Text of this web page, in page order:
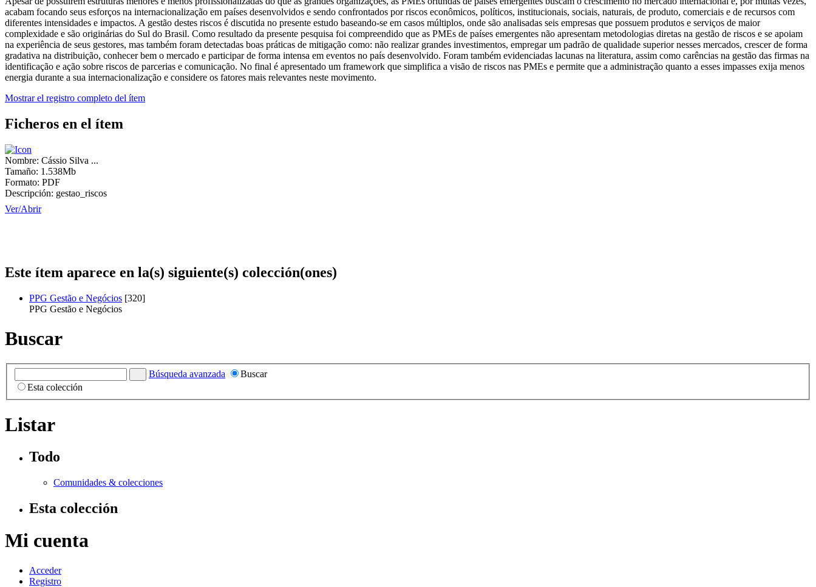
acabam focando seus esforços na internacionalização em países desenvolvidos e sendo confrontados por riscos econômicos, políticos, institucionais, sociais, naturais, de produto, comerciais e de recursos com
diferentes intensidades e impactos. A gestão destes riscos é discutida no presente estudo baseando-se em casos múltiplos, onde são analisadas seis empresas que possuem produtos e serviços de maior
complexidade e são originárias do Sul do Brasil. Como resultado da presente pesquisa foi compreendido que as PMEs de países emergentes não apresentam metodologias diretas na gestão de riscos e se apoiam
na experiência de seus gestores, mas também foram detectadas boas práticas de mitigação como: não realizar grandes investimentos, empregar um padrão de qualidade superior nesses mercados, crescer de forma
gradativa na distribuição, conhecer bem o mercado e participar de forma intensa em eventos no país desenvolvido. Foram também evidenciadas lacunas na literatura, assim como carências na gestão das firmas na
identificação e ação sobre riscos de parcerias e comunicação. No final é apresentado um framework que simplifica a visão de riscos nas PMEs e permite que a administração quanto a esses impasses exija menos
energia durante a sua internacionalização e considere os fatores mais relevantes neste movimento.
Mostrar el registro completo del ítem
Ficheros en el ítem
Nombre: Cássio Silva ...
Tamaño: 1.538Mb
Formato: PDF
Descripción: gestao_riscos
Ver/Abrir
Este ítem aparece en la(s) siguiente(s) colección(ones)
PPG Gestão e Negócios [320]
PPG Gestão e Negócios
Buscar
Búsqueda avanzada
Buscar
Esta colección
Listar
Todo
Comunidades & colecciones
Esta colección
Mi cuenta
Acceder
Registro